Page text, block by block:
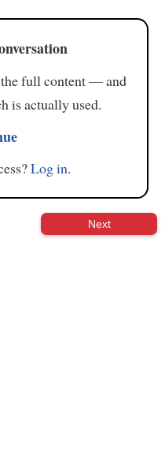
full content — and
is actually used.
Log in.
Next